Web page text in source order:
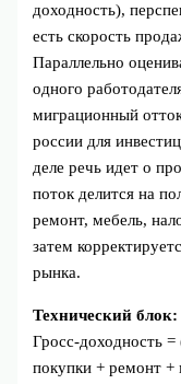
доходность),
есть скорость
Параллельно
одного
миграционный
россии для
деле речь идет о
поток делится на
ремонт, мебель,
затем
рынка.
Технический
Гросс-доходность
покупки + ремонт +